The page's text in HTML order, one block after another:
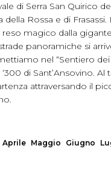
di Serra San Quirico
Rossa e di
reso magico dalla
panoramiche si
nel “Sentiero
di Sant’Ansovino.
attraversando il
Aprile Maggio Giugno